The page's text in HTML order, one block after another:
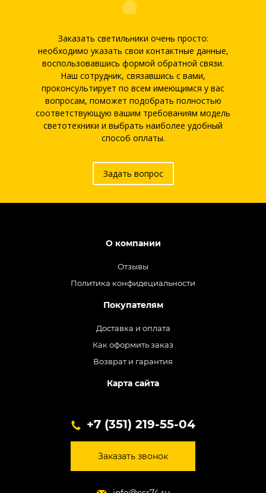
Заказать светильники очень просто:
необходимо указать свои контактные данные,
воспользовавшись формой обратной связи.
Наш сотрудник, связавшись с вами,
проконсультирует по всем имеющимся у вас
вопросам, поможет подобрать полностью
соответствующую вашим требованиям модель
светотехники и выбрать наиболее удобный
способ оплаты.
Задать вопрос
О компании
Отзывы
Политика конфидециальности
Покупателям
Доставка и оплата
Как оформить заказ
Возврат и гарантия
Карта сайта
+7 (351) 219-55-04
Заказать звонок